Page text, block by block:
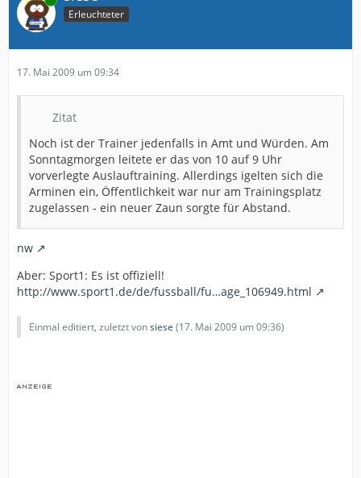
Erleuchteter
17. Mai 2009 um 09:34
Zitat
Noch ist der Trainer jedenfalls in Amt und Würden. Am
Sonntagmorgen leitete er das von 10 auf 9 Uhr
vorverlegte Auslauftraining. Allerdings igelten sich die
Arminen ein, Öffentlichkeit war nur am Trainingsplatz
zugelassen - ein neuer Zaun sorgte für Abstand.
nw
Aber: Sport1: Es ist offiziell!
http://www.sport1.de/de/fussball/fu…age_106949.html
Einmal editiert, zuletzt vonsiese (17. Mai 2009 um 09:36)